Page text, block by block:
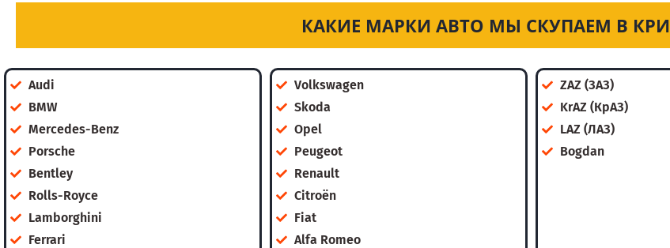
КАКИЕ МАРКИ АВТО МЫ СКУПАЕМ В
Audi
BMW
Mercedes-Benz
Porsche
Bentley
Rolls-Royce
Lamborghini
Ferrari
Volkswagen
Skoda
Opel
Peugeot
Renault
Citroën
Fiat
Alfa Romeo
ZAZ (ЗАЗ)
KrAZ (КрАЗ)
LAZ (ЛАЗ)
Bogdan